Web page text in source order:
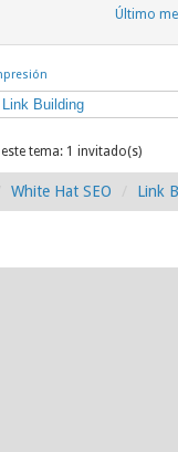
Último
tema: 1 invitado(s)
White Hat SEO Link